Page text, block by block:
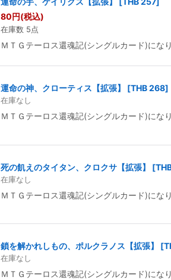
80円(税込)
在庫数 5点
ＭＴＧテーロス還魂記(シングルカード)になり
運命の神、クローティス【拡張】 [THB 268]
在庫なし
ＭＴＧテーロス還魂記(シングルカード)になり
死の飢えのタイタン、クロクサ【拡張】 [
在庫なし
ＭＴＧテーロス還魂記(シングルカード)になり
鎖を解かれしもの、ポルクラノス【拡張】 [
在庫なし
ＭＴＧテーロス還魂記(シングルカード)になり